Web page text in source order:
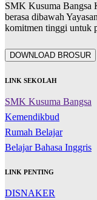
SMK Kusuma Bangsa
berasa dibawah
komitmen tinggi untuk
DOWNLOAD BROSUR
LINK SEKOLAH
SMK Kusuma Bangsa
Kemendikbud
Rumah Belajar
Belajar Bahasa Inggris
LINK PENTING
DISNAKER